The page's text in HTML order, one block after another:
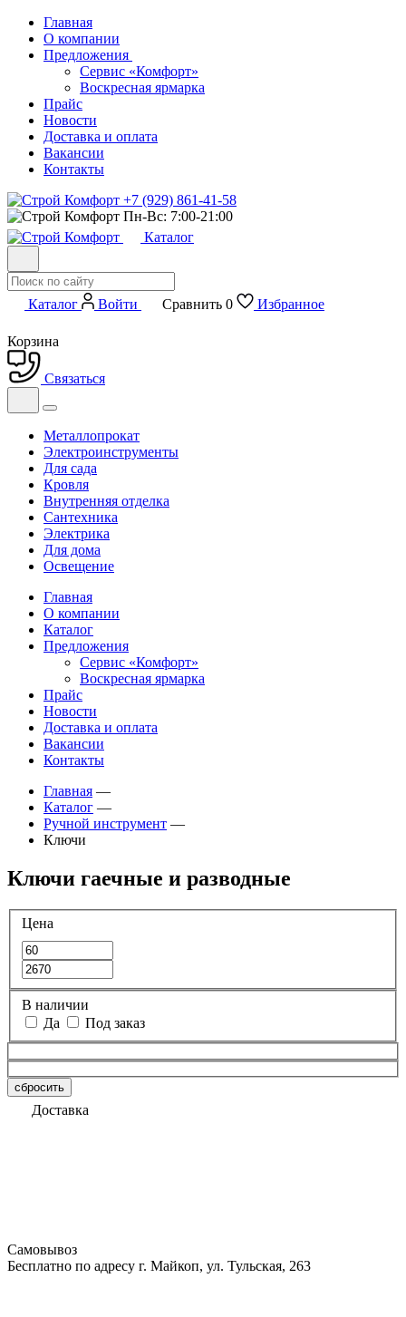
Главная
О компании
Предложения
Сервис «Комфорт»
Воскресная ярмарка
Прайс
Новости
Доставка и оплата
Вакансии
Контакты
+7 (929) 861-41-58
Пн-Вс: 7:00-21:00
Каталог
Каталог Войти Сравнить 0 Избранное
Корзина
Связаться
Металлопрокат
Электроинструменты
Для сада
Кровля
Внутренняя отделка
Сантехника
Электрика
Для дома
Освещение
Главная
О компании
Каталог
Предложения
Сервис «Комфорт»
Воскресная ярмарка
Прайс
Новости
Доставка и оплата
Вакансии
Контакты
Главная —
Каталог —
Ручной инструмент —
Ключи
Ключи гаечные и разводные
Цена
В наличии
Да
Под заказ
сбросить
Доставка
Самовывоз
Бесплатно по адресу г. Майкоп, ул. Тульская, 263